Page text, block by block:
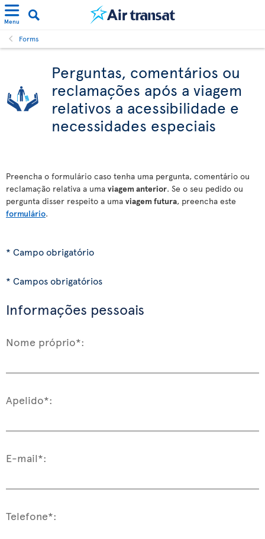
Menu
Forms
Perguntas, comentários ou
reclamações após a viagem
relativos a acessibilidade e
necessidades especiais
Preencha o formulário caso tenha uma pergunta, comentário ou
reclamação relativa a uma viagem anterior. Se o seu pedido ou
pergunta disser respeito a uma viagem futura, preencha este
formulário.
* Campo obrigatório
* Campos obrigatórios
Informações pessoais
Nome próprio*:
Apelido*:
E-mail*:
Telefone*: